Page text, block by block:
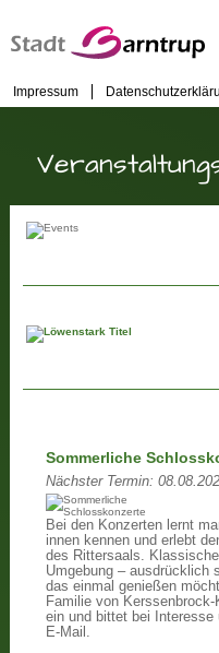
Impressum
Sommerliche
Nächster Termin:
Bei den Konzerten lernt
innen kennen und erlebt
des Rittersaals.
Umgebung – ausdrücklich
das einmal genießen
Familie von
ein und bittet bei Interesse
E-Mail.